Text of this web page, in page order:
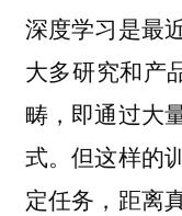
深度学习是最
大多研究和产
畴，即通过大
式。但这样的
定任务，距离